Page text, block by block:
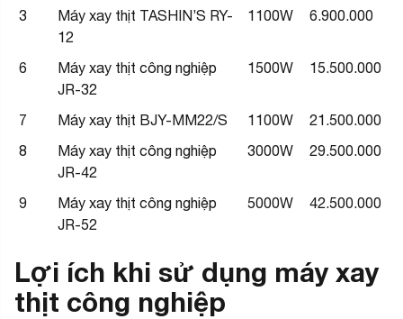
3
Máy xay thịt TASHIN’S RY-
12
1100W 6.900.000
6
Máy xay thịt công nghiệp
JR-32
1500W 15.500.000
7 Máy xay thịt BJY-MM22/S 1100W
21.500.000
8
Máy xay thịt công nghiệp
JR-42
3000W 29.500.000
9
Máy xay thịt công nghiệp
JR-52
5000W 42.500.000
Lợi ích khi sử dụng máy xay
thịt công nghiệp